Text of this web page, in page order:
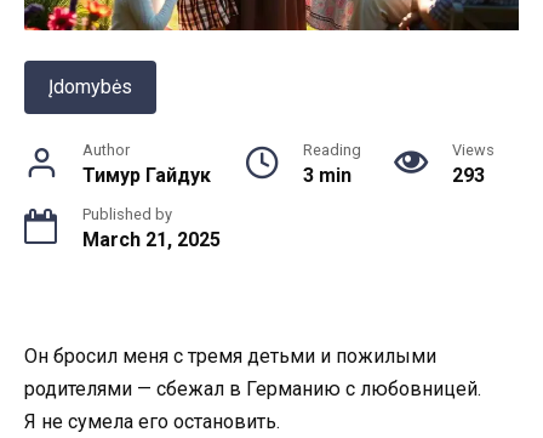
Įdomybės
Author
Тимур Гайдук
Reading
3 min
Views
293
Published by
March 21, 2025
Он бросил меня с тремя детьми и пожилыми
родителями — сбежал в Германию с любовницей.
Я не сумела его остановить.